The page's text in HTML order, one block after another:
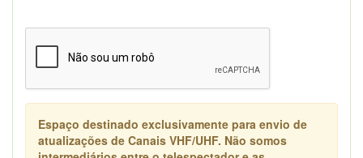
Espaço destinado exclusivamente para envio de
atualizações de Canais VHF/UHF. Não somos